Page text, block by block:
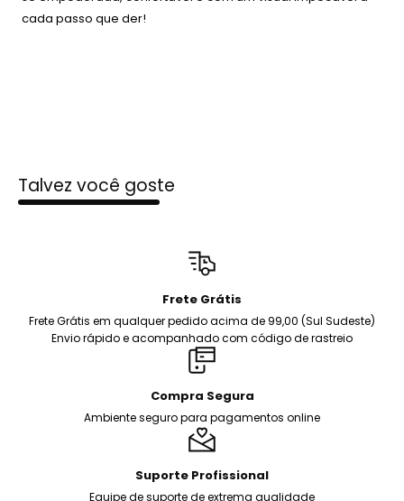
cada passo que der!
Talvez você goste
Frete Grátis
Frete Grátis em qualquer pedido acima de 99,00 (Sul Sudeste)
Envio rápido e acompanhado com código de rastreio
Compra Segura
Ambiente seguro para pagamentos online
Suporte Profissional
Equipe de suporte de extrema qualidade